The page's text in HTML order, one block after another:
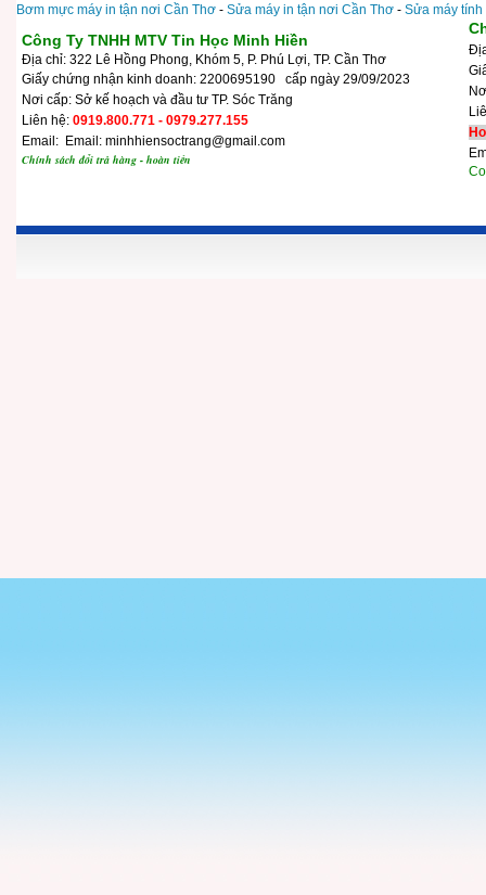
Bơm mực máy in tận nơi Cần Thơ - Sửa máy in tận nơi Cần Thơ - Sửa máy
Công Ty TNHH MTV Tin Học Minh Hiền
Địa chỉ: 322 Lê Hồng Phong, Khóm 5, P. Phú Lợi, TP. Cần Thơ
Giấy chứng nhận kinh doanh: 2200695190 cấp ngày 29/09/2023
Nơi cấp: Sở kế hoạch và đầu tư TP. Sóc Trăng
Liên hệ: 0919.800.771 - 0979.277.155
Email: Email: minhhiensoctrang@gmail.com
Chính sách đổi trả hàng - hoàn tiền